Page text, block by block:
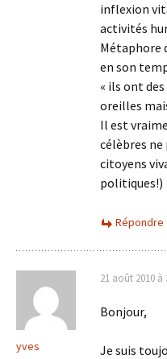
inflexion
activités
Métaphore
en son
« ils ont
oreilles
Il est
célèbres
citoyens
politiques!)
Répondre
yves
21 août 2010 à
Bonjour,
Je suis